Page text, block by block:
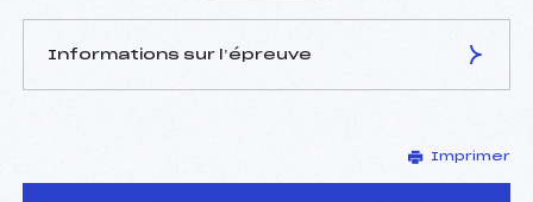
Informations sur l’épreuve
–
D.T Adjoint :
–
Imprimer